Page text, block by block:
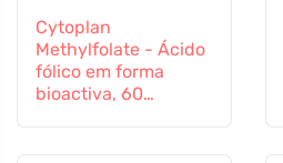
Cytoplan
Methylfolate - Ácido
fólico em forma
bioactiva, 60